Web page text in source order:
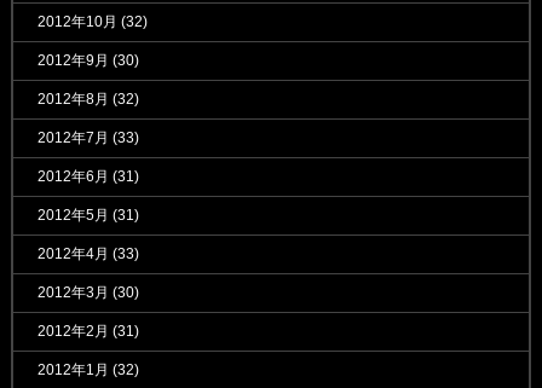
2012年10月 (32)
2012年9月 (30)
2012年8月 (32)
2012年7月 (33)
2012年6月 (31)
2012年5月 (31)
2012年4月 (33)
2012年3月 (30)
2012年2月 (31)
2012年1月 (32)